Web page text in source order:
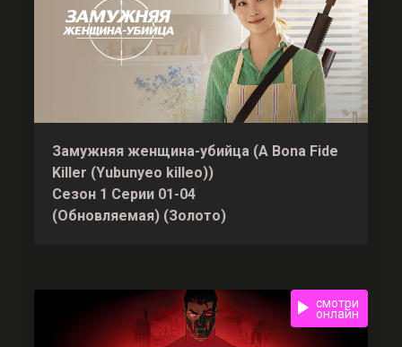
Замужняя женщина-убийца (A Bona Fide
Killer (Yubunyeo killeo))
Сезон 1 Серии 01-04
(Обновляемая) (Золото)
смотри
онлайн